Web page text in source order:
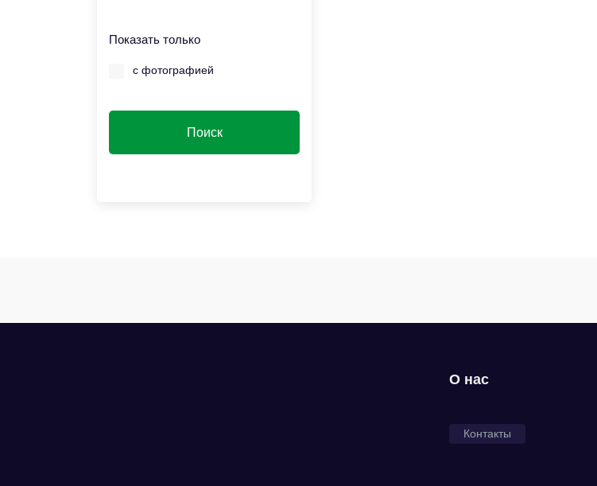
Показать только
с фотографией
О нас
Контакты